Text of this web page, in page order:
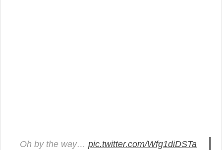
Oh by the way…pic.twitter.com/Wfg1diDSTa